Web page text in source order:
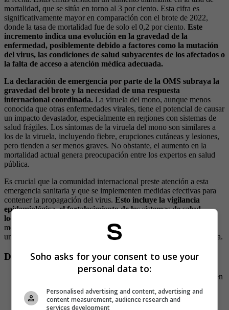
mortalidad, que se sitúa en torno al 3 por ciento. Esta cifra es
significativamente mayor en comparación con el brote de 2022,
donde la tasa de mortalidad fue de solo el 0,2 por ciento. Este
incremento indica una evolución en la gravedad de la
enfermedad, posiblemente debido a factores como la mutación
del virus, las condiciones de salud subyacentes de los afectados o
la falta de acceso a atención médica adecuada.
La declaración de emergencia por parte de la OMS subraya la
gravedad del brote y la necesidad de una respuesta
internacional coordinada. La viruela del mono, aunque menos
conocida que otras enfermedades virales, tiene el potencial de causar
un impacto devastador, especialmente en regiones con sistemas de
salud frágiles. Los síntomas de la viruela del mono son similares a
los de la viruela, incluyendo fiebre, erupciones cutáneas y lesiones,
pero tienden a ser menos graves. No obstante, el aumento en la
mortalidad actual genera preocupación entre los expertos en salud
pública.
Es crucial que la comunidad internacional preste atención a esta
emergencia sanitaria y que se implementen medidas efectivas para
contener la propagación del virus. Esto incluye la vigilancia
epidemiológica, el fortalecimiento de los sistemas de salud
locales
mono, que alguna vez fue una enfermedad rara, ahora representa
una amenaza significativa que requiere una acción global inmediata.
Datos sobre el virus mpox
La viruela símica se detectó por primera vez en Dinamarca en
En 1970 en África se reportó el primer caso en humanos.
Es la segunda vez en tres años que la OMS declara una
Soho asks for your consent to use your
personal data to:
Personalised advertising and content, advertising and
content measurement, audience research and
services development